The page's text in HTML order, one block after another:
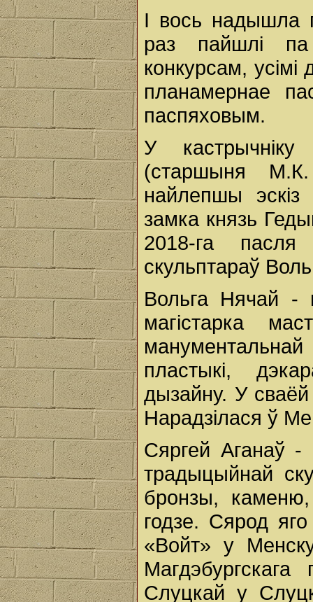
І вось надышла
раз пайшлі па
конкурсам, усімі
планамернае
паспяховым.
У
(старшыня М.К.
найлепшы эскіз
замка князь
2018-га пасля
скульптараў
Вольга Нячай -
магістарка
пластыкі,
дызайну. У сваёй
Нарадзілася ў
Сяргей Аганаў
традыцыйнай
бронзы,
годзе. Сярод
«Войт» у
Магдэбургскага
Слуцкай у